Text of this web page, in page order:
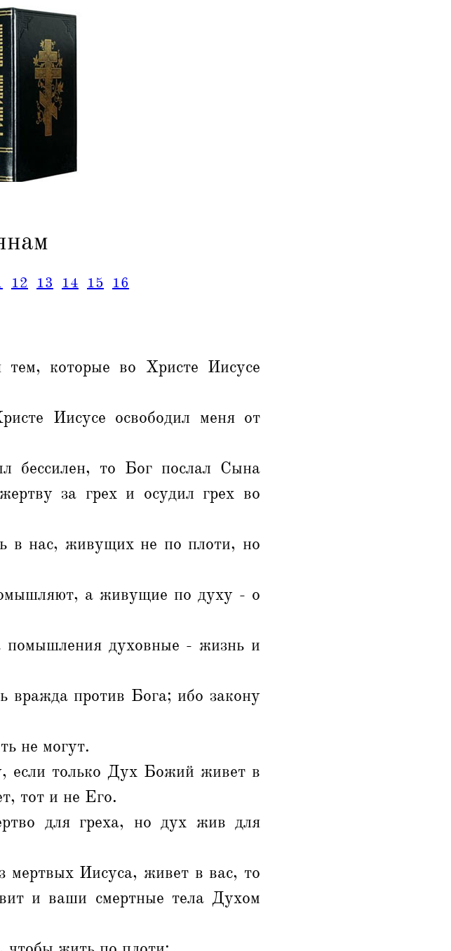
12 13 14 15 16
которые во Христе Иисусе
Иисусе освободил меня от
бессилен, то Бог послал Сына
за грех и осудил грех во
в нас, живущих не по плоти, но
а живущие по духу - о
помышления духовные - жизнь и
вражда против Бога; ибо закону
не могут.
если только Дух Божий живет в
тот и не Его.
для греха, но дух жив для
Иисуса, живет в вас, то
и ваши смертные тела Духом